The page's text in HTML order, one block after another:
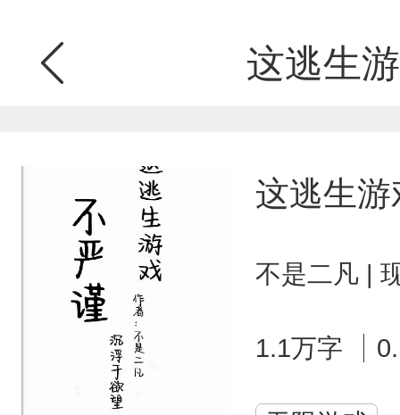
这逃生
这逃生
不是二凡 |
1.1万字